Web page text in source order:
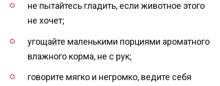
не пытайтесь гладить, если животное этого
не хочет;
угощайте маленькими порциями ароматного
влажного корма, не с рук;
говорите мягко и негромко, ведите себя